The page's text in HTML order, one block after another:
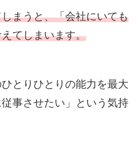
まうと、「会社にいても
てしまいます。
とりひとりの能力を最大
事させたい」という気持